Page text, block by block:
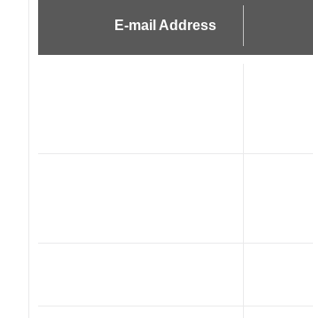
E-mail Address